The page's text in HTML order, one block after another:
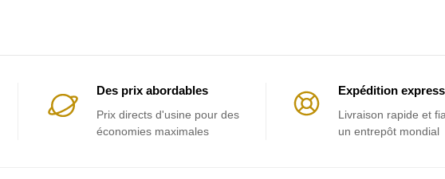
Des prix abordables
Prix ​​directs d'usine pour des
économies maximales
Expédition express
Livraison rapide et
un entrepôt mondial